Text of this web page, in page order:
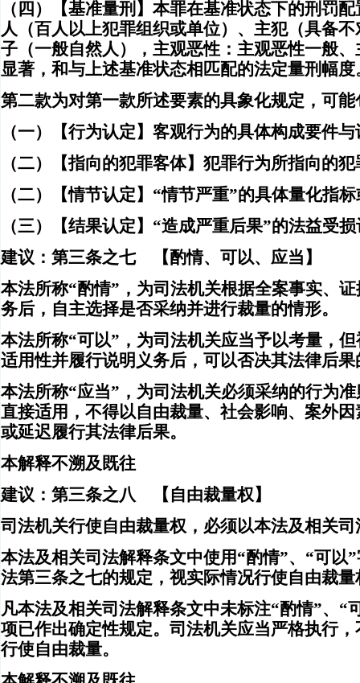
（四）【基准量刑】本罪在基准状态下的刑罚
人（百人以上犯罪组织或单位）、主犯（具备
子（一般自然人），主观恶性：主观恶性一般
显著，和与上述基准状态相匹配的法定量刑幅度
第二款为对第一款所述要素的具象化规定，可
（一）【行为认定】客观行为的具体构成要件
（二）【指向的犯罪客体】犯罪行为所指向的
（二）【情节认定】“情节严重”的具体量化指
（三）【结果认定】“造成严重后果”的法益受
建议：第三条之七 【酌情、可以、应当】
本法所称“酌情”，为司法机关根据全案事实、
务后，自主选择是否采纳并进行裁量的情形。
本法所称“可以”，为司法机关应当予以考量，
适用性并履行说明义务后，可以否决其法律后果
本法所称“应当”，为司法机关必须采纳的行为
直接适用，不得以自由裁量、社会影响、案外
或延迟履行其法律后果。
本解释不溯及既往
建议：第三条之八 【自由裁量权】
司法机关行使自由裁量权，必须以本法及相关
本法及相关司法解释条文中使用“酌情”、“可以
法第三条之七的规定，视实际情况行使自由裁量
凡本法及相关司法解释条文中未标注“酌情”、“
项已作出确定性规定。司法机关应当严格执行
行使自由裁量。